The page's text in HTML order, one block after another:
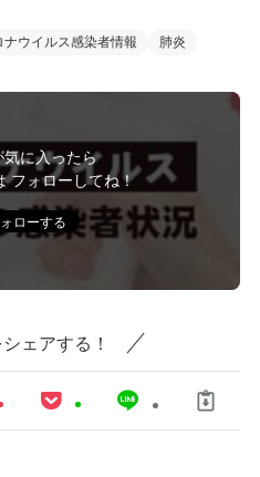
ナウイルス感染者情報 肺炎
気に入ったら
フォローしてね！
ェアする！